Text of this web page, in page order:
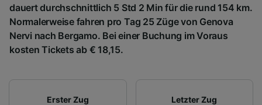
dauert durchschnittlich 5 Std 2 Min für die rund 154 km.
Normalerweise fahren pro Tag 25 Züge von Genova
Nervi nach Bergamo. Bei einer Buchung im Voraus
kosten Tickets ab € 18,15.
Erster Zug
Letzter Zug